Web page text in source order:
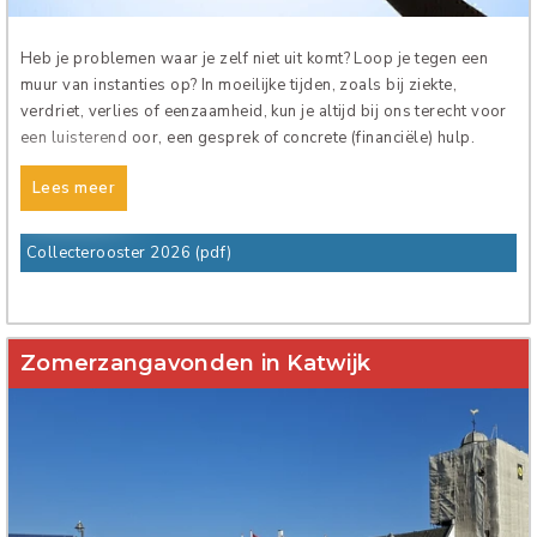
Heb je problemen waar je zelf niet uit komt? Loop je tegen een
muur van instanties op? In moeilijke tijden, zoals bij ziekte,
verdriet, verlies of eenzaamheid, kun je altijd bij ons terecht voor
een luisterend oor, een gesprek of concrete (financiële) hulp.
Lees meer
Collecterooster 2026 (pdf)
Zomerzangavonden in Katwijk